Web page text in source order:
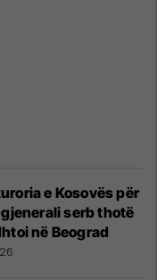
e Kosovës për
serb thotë
në Beograd